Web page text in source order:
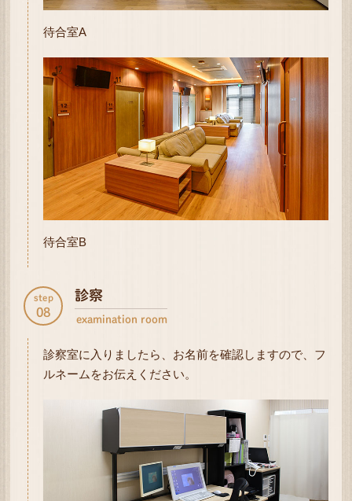
待合室A
待合室B
step
08
診察
examination room
診察室に入りましたら、お名前を確認しますので、フ
ルネームをお伝えください。